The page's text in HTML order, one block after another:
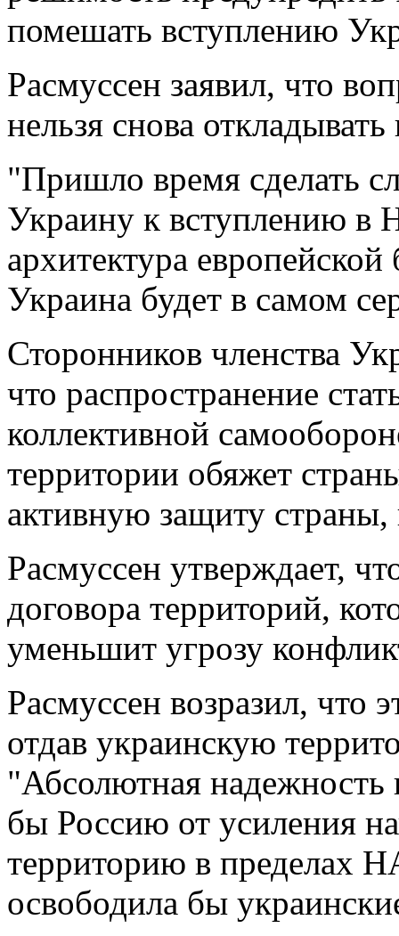
помешать вступлению
Расмуссен заявил, что
нельзя снова
"Пришло время сделать
Украину к вступлению
архитектура
Украина будет в самом
Сторонников членства
что распространение
коллективной
территории обяжет
активную защиту
Расмуссен утверждает,
договора территорий,
уменьшит угрозу
Расмуссен возразил, что
отдав украинскую
"Абсолютная надежность
бы Россию от усиления
территорию в пределах
освободила бы